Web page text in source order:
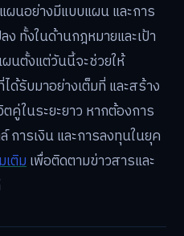
ผนอย่างมีแบบแผน และการ
ง ทั้งในด้านกฎหมายและเป้า
นตั้งแต่วันนี้จะช่วยให้
ด้รับมาอย่างเต็มที่ และสร้าง
คู่ในระยะยาว หากต้องการ
การเงิน และการลงทุนในยุค
ติมเพื่อติดตามข่าวสารและ